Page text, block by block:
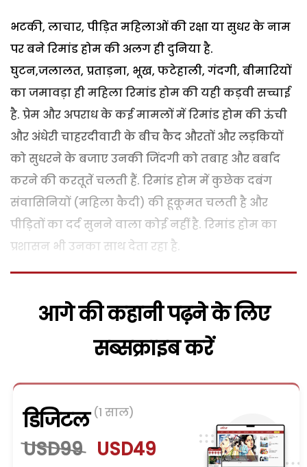
भटकी, लाचार, पीड़ित महिलाओं की रक्षा या सुधर के नाम
पर बने रिमांड होम की अलग ही दुनिया है.
घुटन,जलालत, प्रताड़ना, भूख, फटेहाली, गंदगी, बीमारियों
का जमावड़ा ही महिला रिमांड होम की यही कड़वी सच्चाई
है. प्रेम और अपराध के कई मामलों में रिमांड होम की ऊंची
और अंधेरी चाहरदीवारी के बीच कैद औरतों और लड़कियों
को सुधरने के बजाए उनकी जिंदगी को तबाह और बर्बाद
करने की करतूतें चलती हैं. रिमांड होम में कुछेक दबंग
संवासिनियों (महिला कैदी) की हूकूमत चलती है और
पीड़ितों का दर्द सुनने वाला कोई नहीं है. रिमांड होम का
प्रशासन भी उनका साथ देता रहा है.
आगे की कहानी पढ़ने के लिए
सब्सक्राइब करें
डिजिटल (1 साल)
USD99 USD49